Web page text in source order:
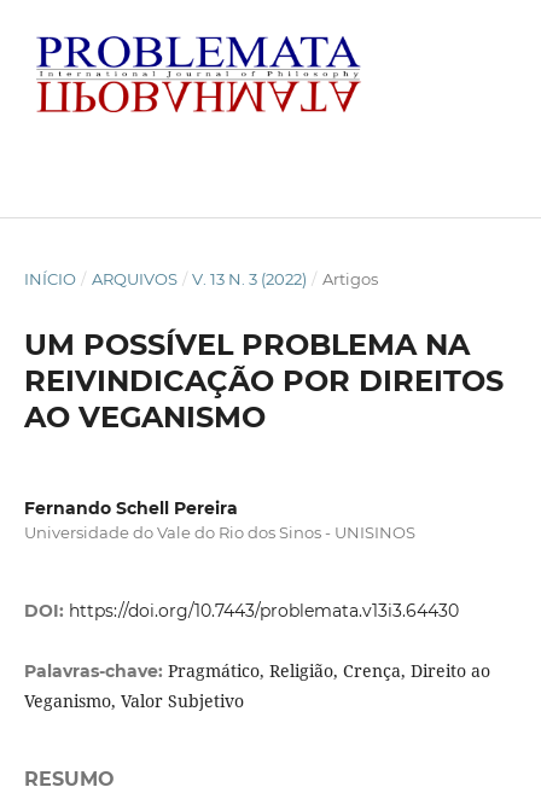
INÍCIO / ARQUIVOS / V. 13 N. 3 (2022) / Artigos
UM POSSÍVEL PROBLEMA NA
REIVINDICAÇÃO POR DIREITOS
AO VEGANISMO
Fernando Schell Pereira
Universidade do Vale do Rio dos Sinos - UNISINOS
DOI: https://doi.org/10.7443/problemata.v13i3.64430
Palavras-chave: Pragmático, Religião, Crença, Direito ao
Veganismo, Valor Subjetivo
RESUMO